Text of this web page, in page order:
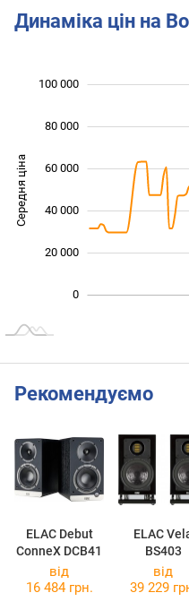
Динаміка цін на
Середня ціна
0
20 000
40 000
60 000
80 000
100 000
Рекомендуємо
ELAC Debut
ConneX DCB41
ELAC
BS403
від
16 484 грн.
від
39 229